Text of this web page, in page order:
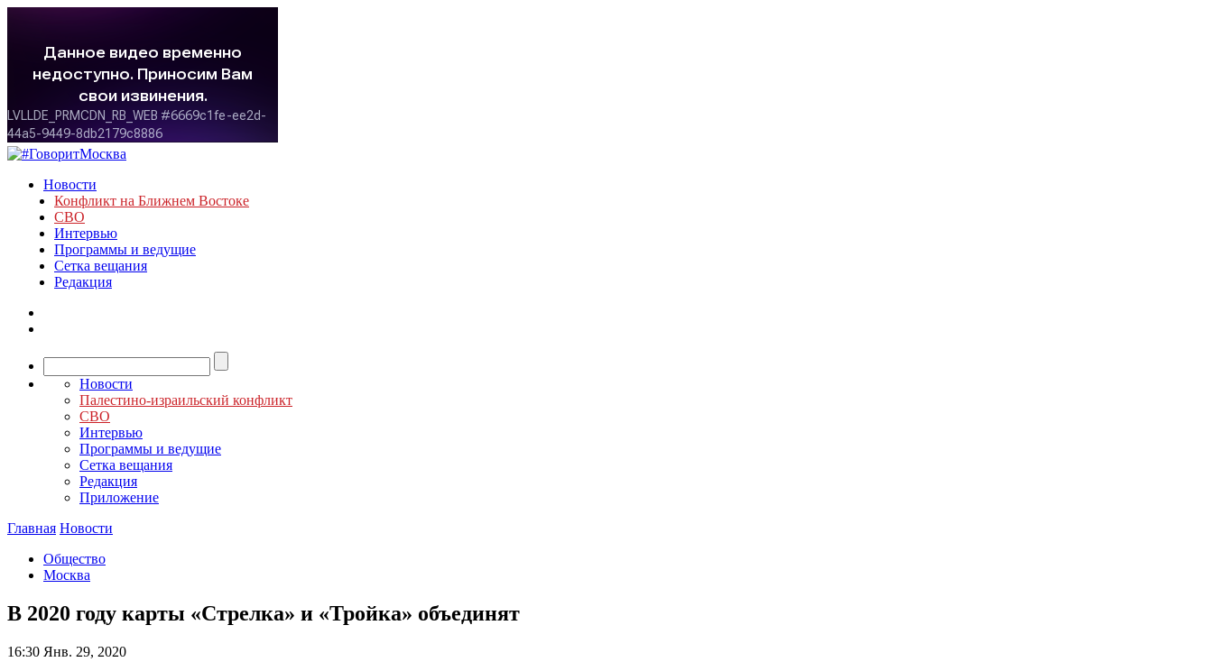
Новости
Конфликт на Ближнем Востоке
СВО
Интервью
Программы и ведущие
Сетка вещания
Редакция
Новости
Палестино-израильский конфликт
СВО
Интервью
Программы и ведущие
Сетка вещания
Редакция
Приложение
Главная Новости
Общество
Москва
В 2020 году карты «Стрелка» и «Тройка» объединят
16:30 Янв. 29, 2020